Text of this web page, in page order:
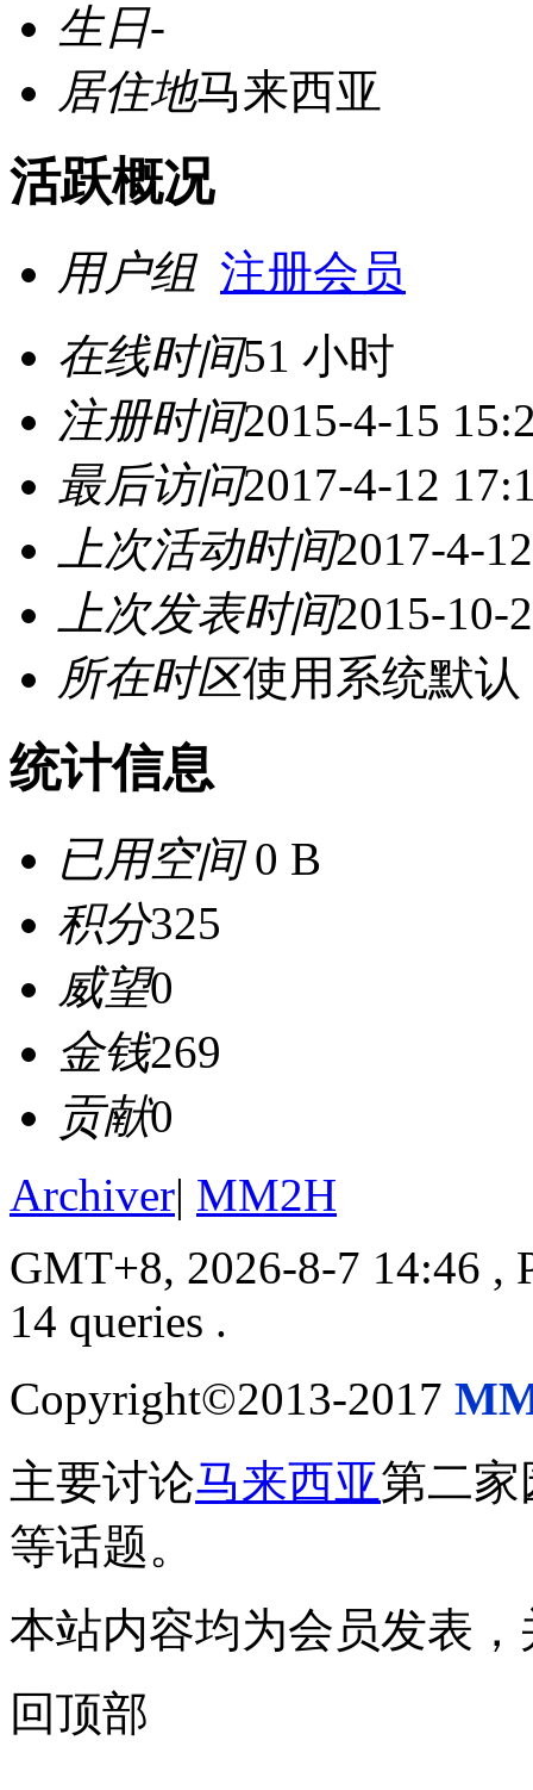
生日-
居住地马来西亚
活跃概况
用户组 注册会员
在线时间51 小时
注册时间2015-4-15
最后访问2017-4-12
上次活动时间2017-4-
上次发表时间2015-10-
所在时区使用系统默认
统计信息
已用空间0 B
积分325
威望0
金钱269
贡献0
Archiver| MM2H
GMT+8, 2026-8-7 14:46 ,
14 queries .
Copyright©2013-2017
主要讨论马来西亚第二
等话题。
本站内容均为会员发表
回顶部